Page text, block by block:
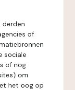
derden
of
sociale
of nog
om
het oog op